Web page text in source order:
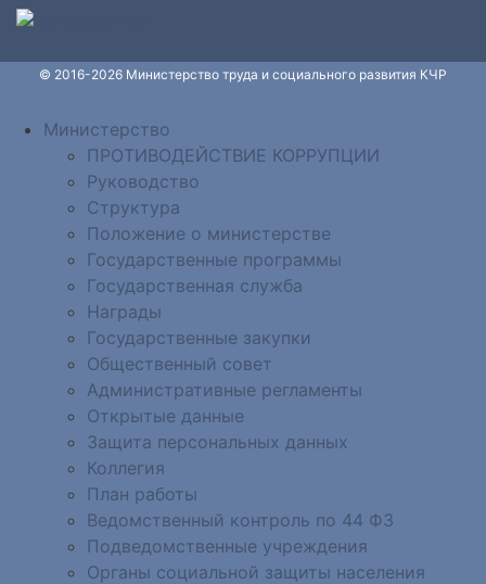
© 2016-2026 Министерство труда и социального развития КЧР
Министерство
ПРОТИВОДЕЙСТВИЕ КОРРУПЦИИ
Руководство
Структура
Положение о министерстве
Государственные программы
Государственная служба
Награды
Государственные закупки
Общественный совет
Административные регламенты
Открытые данные
Защита персональных данных
Коллегия
План работы
Ведомственный контроль по 44 ФЗ
Подведомственные учреждения
Органы социальной защиты населения